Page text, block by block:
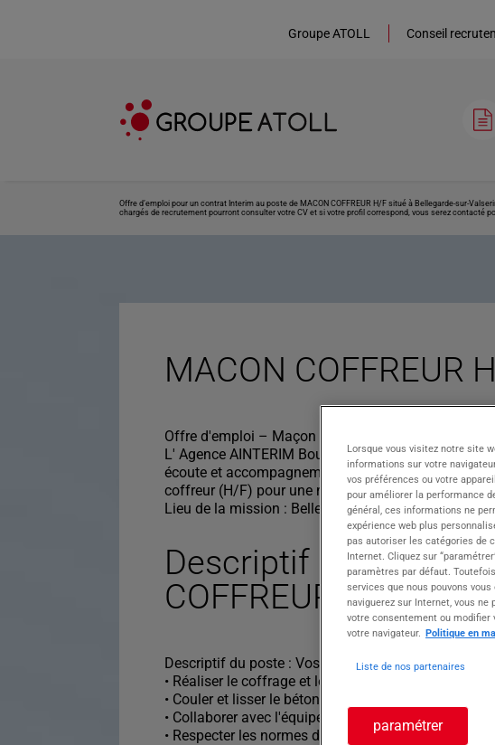
Groupe ATOLL Conseil
Offre d’emploi pour un contrat Interim au poste de MACON COFFREUR H/F situé à Bellegarde-sur-
chargés de recrutement pourront consulter votre CV et si votre profil correspond, vous serez contacté
MACON COFFREUR
Offre d'emploi – Maçon coffreur (H/F) – Bellegarde-
L' Agence AINTERIM Bourg-en-Bresse, reconnue
écoute et accompagnement personnalisé,
coffreur (H/F) pour une mission sur Bellegarde-sur-
Lieu de la mission : Bellegarde-sur-Valserine
Descriptif du poste :
COFFREUR H/F
Descriptif du poste : Vos missions :
• Réaliser le coffrage et le ferraillage des structures
• Couler et lisser le béton conformément aux plans
• Collaborer avec l'équipe sur le chantier
• Respecter les normes de sécurité et les procédures
Lorsque vous visitez notre site
informations sur votre
vos préférences ou votre
pour améliorer la performance
général, ces informations ne
expérience web plus
pas autoriser les catégories de
Internet. Cliquez sur
paramètres par défaut.
services que nous pouvons
naviguerez sur Internet, vous
votre consentement ou modifier
votre navigateur. Politique en
Liste de nos partenaires
paramétrer